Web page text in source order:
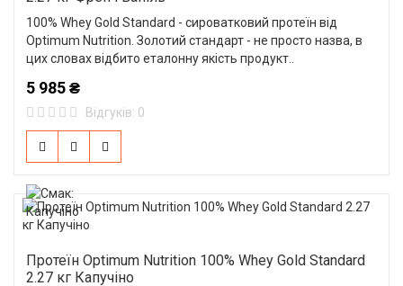
100% Whey Gold Standard - сироватковий протеїн від
Optimum Nutrition. Золотий стандарт - не просто назва, в
цих словах відбито еталонну якість продукт..
5 985 ₴
Відгуків: 0
Протеїн Optimum Nutrition 100% Whey Gold Standard
2.27 кг Капучіно